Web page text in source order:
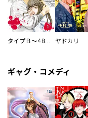
タイプＢ～48時間後、致死率100％～【単話】 ヤドカリ
ギャグ・コメディ